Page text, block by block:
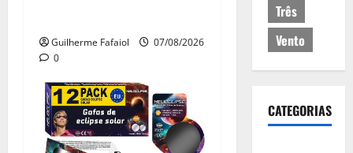
Guilherme Fafaiol
07/08/2026
0
Três
Vento
CATEGORIAS